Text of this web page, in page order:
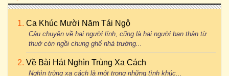
Ca Khúc Mười Năm Tái Ngộ
Câu chuyện về hai người lính, cũng là hai người bạn thân từ
thuở còn ngồi chung ghế nhà trường...
Về Bài Hát Nghìn Trùng Xa Cách
Nghìn trùng xa cách là một trong những tình khúc...